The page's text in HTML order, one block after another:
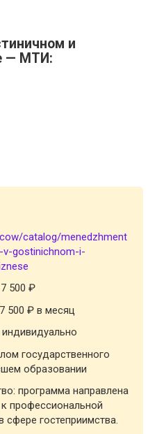
и
— МТИ:
catalog/menedzhment
gostinichnom-i-
500 ₽
500 ₽ в месяц
государственного
образовании
программа направлена
профессиональной
сфере гостеприимства.